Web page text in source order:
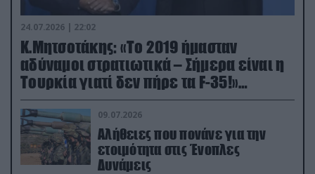
24.07.2026 | 22:02
Κ.Μητσοτάκης: «Το 2019 ήμασταν
αδύναμοι στρατιωτικά – Σήμερα είναι η
Τουρκία γιατί δεν πήρε τα F-35!»
(βίντεο)
09.07.2026
Αλήθειες που πονάνε για την
ετοιμότητα στις Ένοπλες
Δυνάμεις